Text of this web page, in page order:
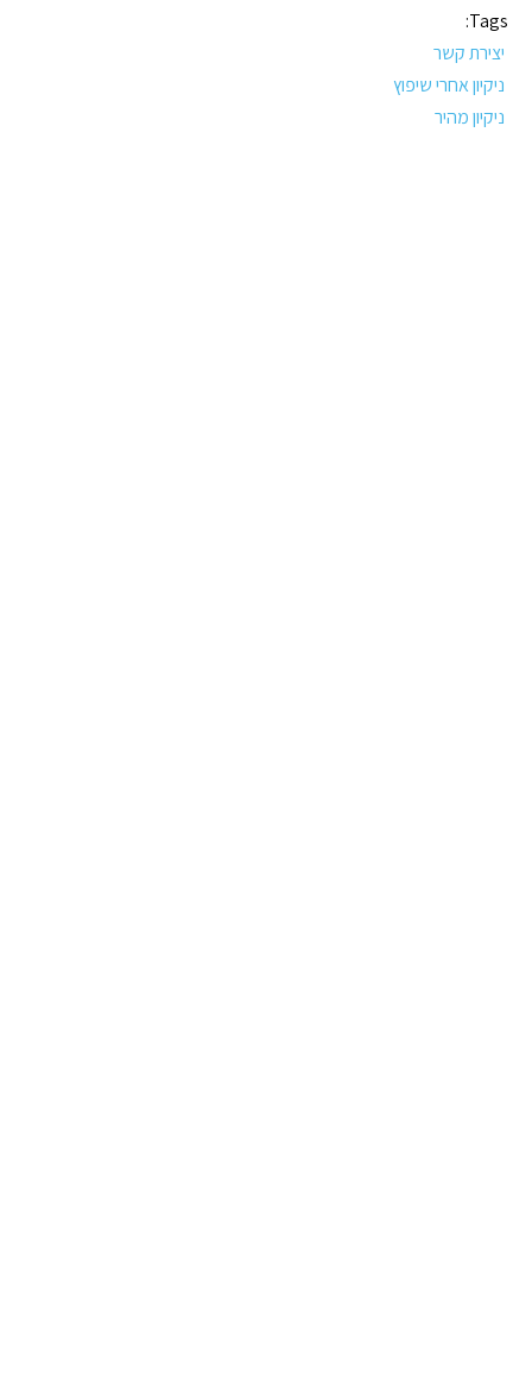
Tags:
יצירת קשר
ניקיון אחרי שיפוץ
ניקיון מהיר